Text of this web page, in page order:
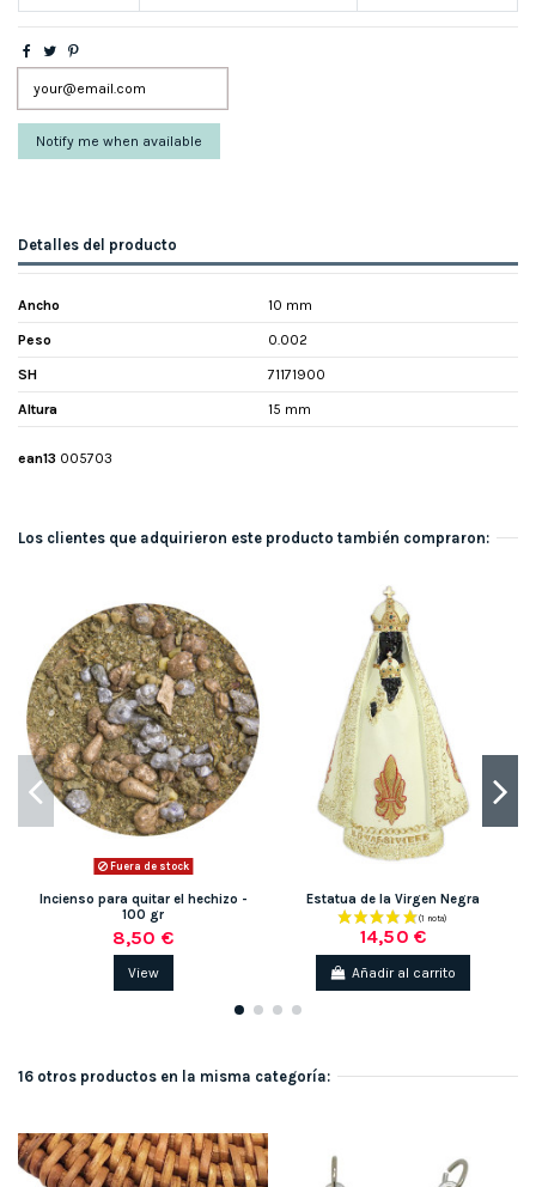
Detalles del producto
Ancho 10 mm
Peso 0.002
SH 71171900
Altura 15 mm
ean13 005703
Los clientes que adquirieron este producto también compraron:
Fuera de stock
Incienso para quitar el hechizo -
100 gr
8,50 €
View
Estatua de la Virgen Negra
14,50 €
Añadir al carrito
16 otros productos en la misma categoría: